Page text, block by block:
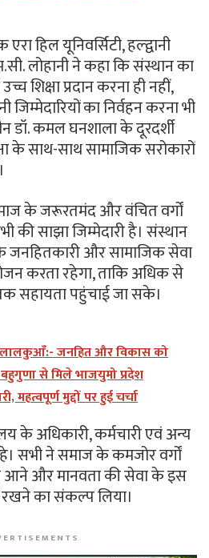
हिल यूनिवर्सिटी, हल्द्वानी
लोहानी ने कहा कि संस्थान का
शिक्षा प्रदान करना ही नहीं,
का निर्वहन करना भी
डॉ. कमल घनशाला के दूरदर्शी
के साथ-साथ सामाजिक सरोकारों
के जरूरतमंद और वंचित वर्गों
की साझा जिम्मेदारी है। संस्थान
जनहितकारी और सामाजिक सेवा
करता रहेगा, ताकि अधिक से
सहायता पहुंचाई जा सके।
लालकुआँ:- जनहित और विकास को
से मिले भाजयुमो प्रदेश
महत्वपूर्ण मुद्दों पर हुई चर्चा
के अधिकारी, कर्मचारी एवं अन्य
सभी ने समाज के कमजोर वर्गों
और मानवता की सेवा के इस
रखने का संकल्प लिया।